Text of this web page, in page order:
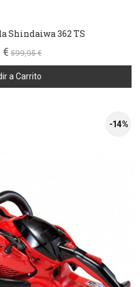
Shindaiwa 362 TS
€ 599,95 €
a Carrito
-14 %